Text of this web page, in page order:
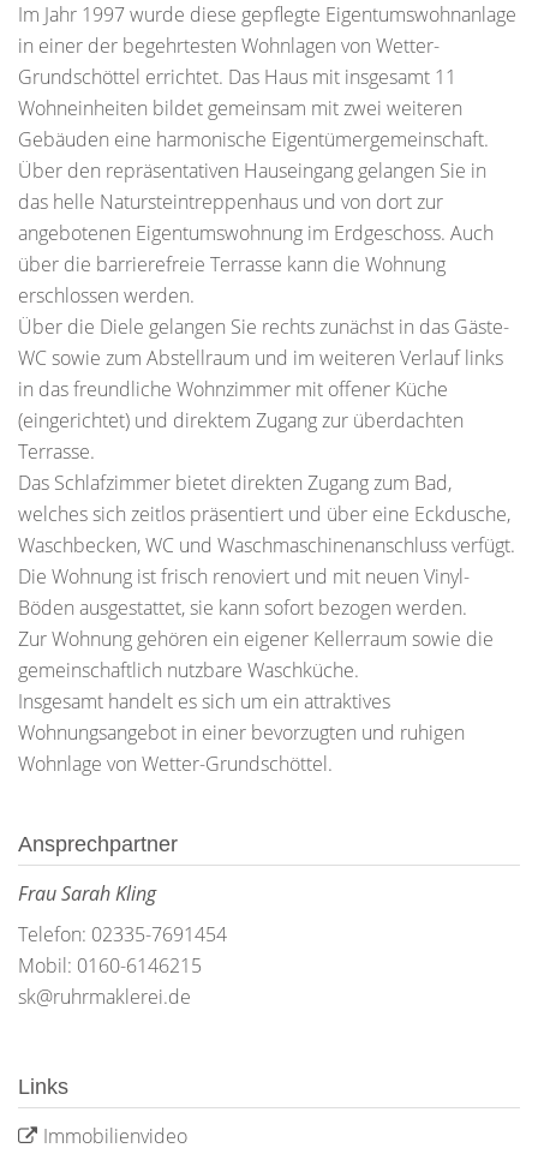
Im Jahr 1997 wurde diese gepflegte Eigentumswohnanlage
in einer der begehrtesten Wohnlagen von Wetter-
Grundschöttel errichtet. Das Haus mit insgesamt 11
Wohneinheiten bildet gemeinsam mit zwei weiteren
Gebäuden eine harmonische Eigentümergemeinschaft.
Über den repräsentativen Hauseingang gelangen Sie in
das helle Natursteintreppenhaus und von dort zur
angebotenen Eigentumswohnung im Erdgeschoss. Auch
über die barrierefreie Terrasse kann die Wohnung
erschlossen werden.
Über die Diele gelangen Sie rechts zunächst in das Gäste-
WC sowie zum Abstellraum und im weiteren Verlauf links
in das freundliche Wohnzimmer mit offener Küche
(eingerichtet) und direktem Zugang zur überdachten
Terrasse.
Das Schlafzimmer bietet direkten Zugang zum Bad,
welches sich zeitlos präsentiert und über eine Eckdusche,
Waschbecken, WC und Waschmaschinenanschluss verfügt.
Die Wohnung ist frisch renoviert und mit neuen Vinyl-
Böden ausgestattet, sie kann sofort bezogen werden.
Zur Wohnung gehören ein eigener Kellerraum sowie die
gemeinschaftlich nutzbare Waschküche.
Insgesamt handelt es sich um ein attraktives
Wohnungsangebot in einer bevorzugten und ruhigen
Wohnlage von Wetter-Grundschöttel.
Ansprechpartner
Frau Sarah Kling
Telefon: 02335-7691454
Mobil: 0160-6146215
sk@ruhrmaklerei.de
Links
Immobilienvideo